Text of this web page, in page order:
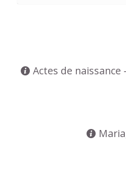
Actes de naissance